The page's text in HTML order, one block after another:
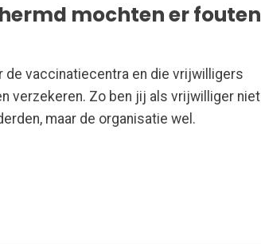
mochten er fouten
de vaccinatiecentra en die vrijwilligers
verzekeren. Zo ben jij als vrijwilliger niet
maar de organisatie wel.